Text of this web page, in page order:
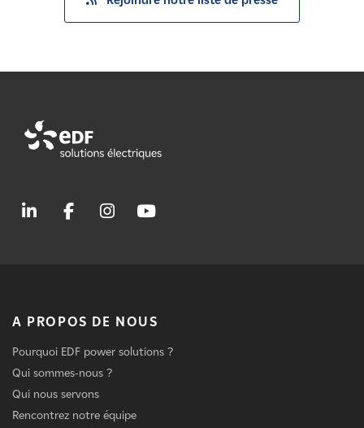
A PROPOS DE NOUS
Pourquoi EDF power solutions ?
Qui sommes-nous ?
Qui nous servons
Rencontrez notre équipe